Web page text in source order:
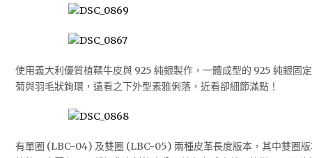
使用義大利優質植鞣牛皮與 925 純銀製作，一體成型的 925 純銀固
菊與羽毛狀鉤環，遠看之下外型素雅俐落，近看卻細節滿點！
有單圈 (LBC-04) 及雙圈 (LBC-05) 兩種皮革長度版本，其中雙圈